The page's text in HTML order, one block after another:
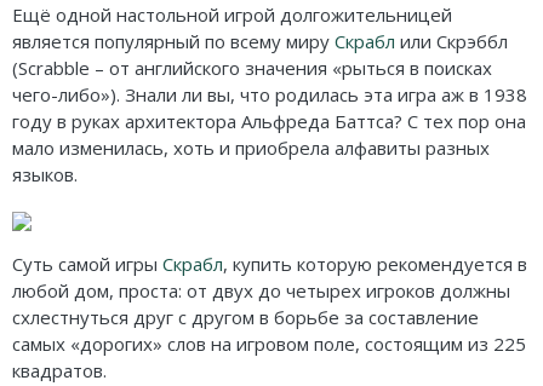
Ещё одной настольной игрой долгожительницей
является популярный по всему миру Скрабл или Скрэббл
(Scrabble – от английского значения «рыться в поисках
чего-либо»). Знали ли вы, что родилась эта игра аж в 1938
году в руках архитектора Альфреда Баттса? С тех пор она
мало изменилась, хоть и приобрела алфавиты разных
языков.
Суть самой игры Скрабл, купить которую рекомендуется в
любой дом, проста: от двух до четырех игроков должны
схлестнуться друг с другом в борьбе за составление
самых «дорогих» слов на игровом поле, состоящим из 225
квадратов.
Тактические на английском
Для компании
Для двоих
В дорогу
Карточные
Логические
Кооперативные
Стратегические
КвестМастер
Тик-Так-Бумм
Корни / Root
Серп
О мышах и тайнах
Эволюция
Зельеварение
Mansions of Madness
Кланк! / Clank!
Лавкрафт
Мертвый сезон
Пиксель Тактикс
Саграда
Калдхайм